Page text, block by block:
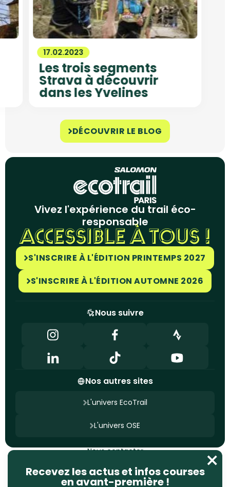
17.02.2023
Les trois segments
Strava à découvrir
dans les Yvelines
DÉCOUVRIR LE BLOG
Vivez l'expérience du trail éco-
responsable
ACCESSIBLE À TOUS !
S'INSCRIRE À L'ÉDITION PRINTEMPS 2027
S'INSCRIRE À L'ÉDITION AUTOMNE 2026
Nous suivre
Nos autres sites
L'univers EcoTrail
L'univers OSE
Nous contacter
Politique de confidentialité
Gestion des cookies
Site conçu parAgeelity
Recevez les actus et infos courses
en avant-première !